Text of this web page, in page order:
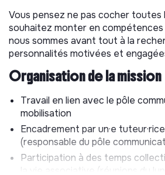
témoignages des participant·es,
Participer à l’organisation des
: invitations, suivi des
relances et communication.
(le montage et la stratégie
l’équipe salariée)
Axe 3 : Vie associative
Participer à des événements
rencontres) pour faire connaître
Contribuer à la diffusion de
Vous pensez ne pas cocher toutes
souhaitez monter en compétences
nous sommes avant tout à la
personnalités motivées et
Organisation de la mission
Travail en lien avec le pôle
mobilisation
Encadrement par un·e
(responsable du pôle
Participation à des temps
la vie associative (réunions du